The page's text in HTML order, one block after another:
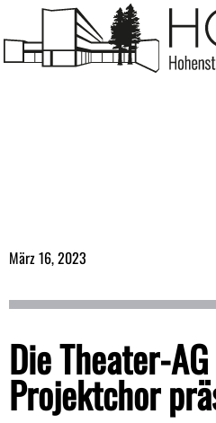
März 16, 2023
Die Theater-
Projektchor